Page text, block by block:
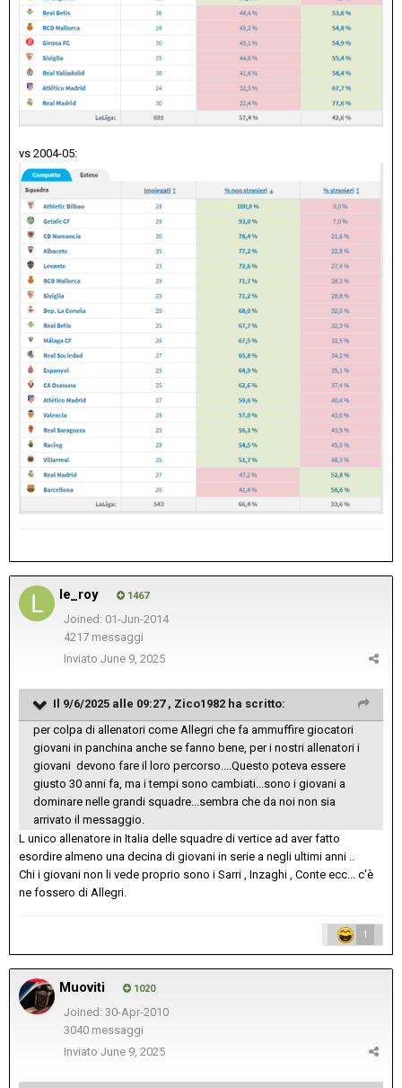
vs 2004-05:
le_roy 1467
Joined: 01-Jun-2014
4217 messaggi
Inviato June 9, 2025
Il 9/6/2025 alle 09:27 , Zico1982 ha scritto:
per colpa di allenatori come Allegri che fa ammuffire giocatori
giovani in panchina anche se fanno bene, per i nostri allenatori i
giovani devono fare il loro percorso....Questo poteva essere
giusto 30 anni fa, ma i tempi sono cambiati...sono i giovani a
dominare nelle grandi squadre...sembra che da noi non sia
arrivato il messaggio.
L unico allenatore in Italia delle squadre di vertice ad aver fatto
esordire almeno una decina di giovani in serie a negli ultimi anni ..
Chi i giovani non li vede proprio sono i Sarri , Inzaghi , Conte ecc... c'è
ne fossero di Allegri.
1
Muoviti 1020
Joined: 30-Apr-2010
3040 messaggi
Inviato June 9, 2025